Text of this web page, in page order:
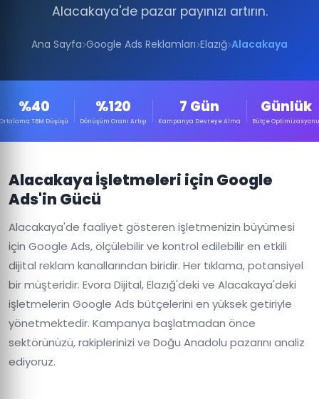
Alacakaya'de pazar payınızı artırın.
Ana Sayfa Google Ads Reklamları Elazığ Alacakaya
%40
Ortalama TBM Düşüşü
%120
Dönüşüm Oranı Artışı
7 Gün
Kampanya Devreye Alma
Günlük
Bütçe Optimizasyonu
Alacakaya İşletmeleri için Google
Ads'in Gücü
Alacakaya'de faaliyet gösteren işletmenizin büyümesi
için Google Ads, ölçülebilir ve kontrol edilebilir en etkili
dijital reklam kanallarından biridir. Her tıklama, potansiyel
bir müşteridir. Evora Dijital, Elazığ'deki ve Alacakaya'deki
işletmelerin Google Ads bütçelerini en yüksek getiriyle
yönetmektedir. Kampanya başlatmadan önce
sektörünüzü, rakiplerinizi ve Doğu Anadolu pazarını analiz
ediyoruz.